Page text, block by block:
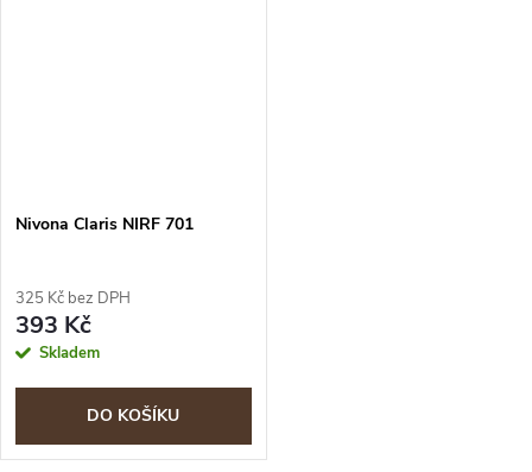
Nivona Claris NIRF 701
325 Kč bez DPH
393 Kč
Skladem
DO KOŠÍKU